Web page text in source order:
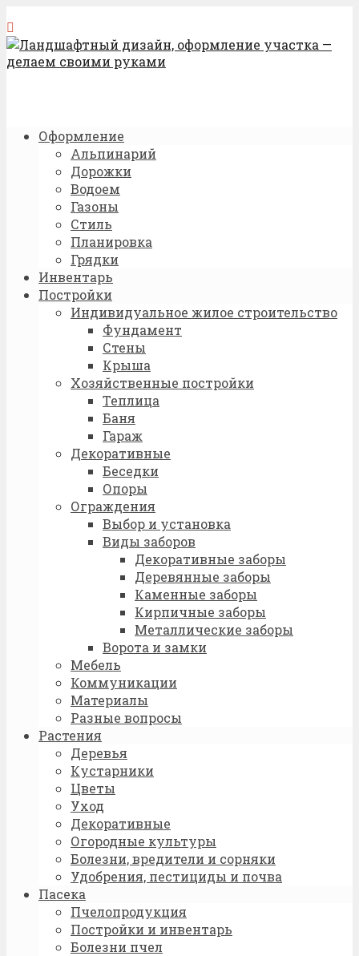
Оформление
Альпинарий
Дорожки
Водоем
Газоны
Стиль
Планировка
Грядки
Инвентарь
Постройки
Индивидуальное жилое строительство
Фундамент
Стены
Крыша
Хозяйственные постройки
Теплица
Баня
Гараж
Декоративные
Беседки
Опоры
Ограждения
Выбор и установка
Виды заборов
Декоративные заборы
Деревянные заборы
Каменные заборы
Кирпичные заборы
Металлические заборы
Ворота и замки
Мебель
Коммуникации
Материалы
Разные вопросы
Растения
Деревья
Кустарники
Цветы
Уход
Декоративные
Огородные культуры
Болезни, вредители и сорняки
Удобрения, пестициды и почва
Пасека
Пчелопродукция
Постройки и инвентарь
Болезни пчел